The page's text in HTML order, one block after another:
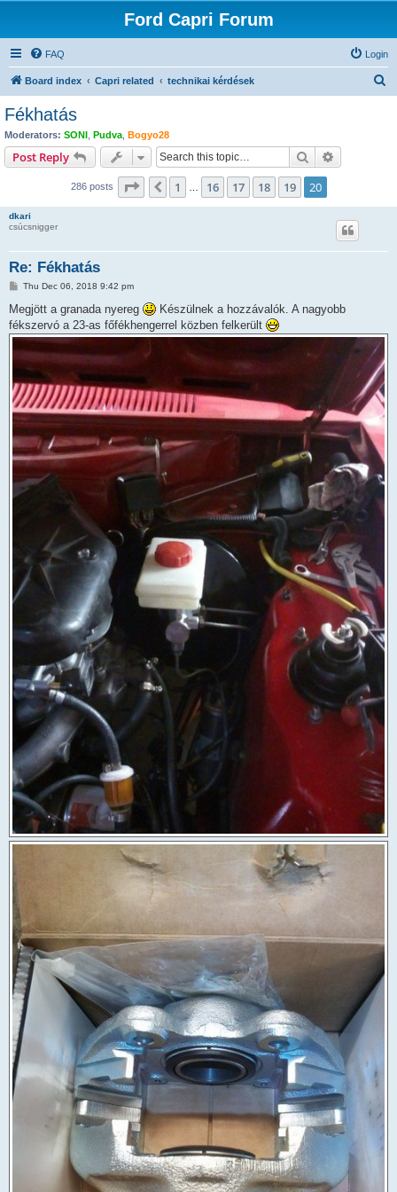
Ford Capri Forum
FAQ Login
Board index Capri related technikai kérdések
Fékhatás
Moderators: SONI Pudva Bogyo28
Post Reply Search
286 posts Page 20 20
Previous
1 16 17 18 19 20
dkari
csúcsnigger
Re: Fékhatás
P
s
Thu Dec 06, 2018 9:42 pm
Megjött a granada nyereg
Készülnek a hozzávalók. A nagyobb
fékszervó a 23-as főfékhengerrel közben felkerült